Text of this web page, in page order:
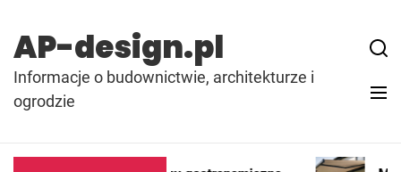
content
AP-design.pl
Informacje o budownictwie, architekturze i
ogrodzie